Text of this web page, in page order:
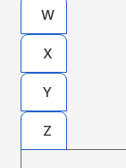
W
X
Y
Z